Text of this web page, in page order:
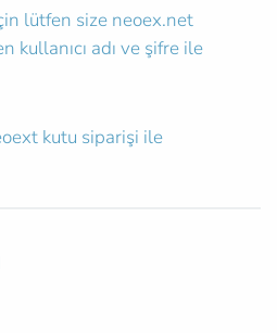
lütfen size neoex.net
kullanıcı adı ve şifre ile
kutu siparişi ile